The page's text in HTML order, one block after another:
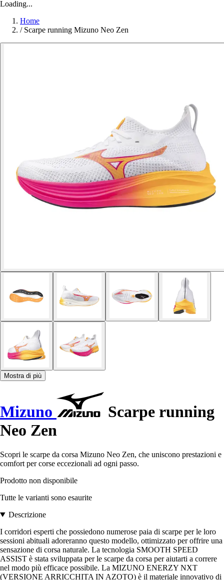
Loading...
Home
/ Scarpe running Mizuno Neo Zen
Mostra di più
Mizuno
Scarpe running
Neo Zen
Scopri le scarpe da corsa Mizuno Neo Zen, che uniscono prestazioni e
comfort per corse eccezionali ad ogni passo.
Prodotto non disponibile
Tutte le varianti sono esaurite
Descrizione
I corridori esperti che possiedono numerose paia di scarpe per le loro
sessioni abituali adoreranno questo modello, ottimizzato per offrire una
sensazione di corsa naturale. La tecnologia SMOOTH SPEED
ASSIST è stata sviluppata per le scarpe da corsa per aiutarti a correre
nel modo più efficace possibile. La MIZUNO ENERZY NXT
(VERSIONE ARRICCHITA IN AZOTO) è il materiale innovativo di